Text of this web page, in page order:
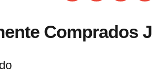
Comprados